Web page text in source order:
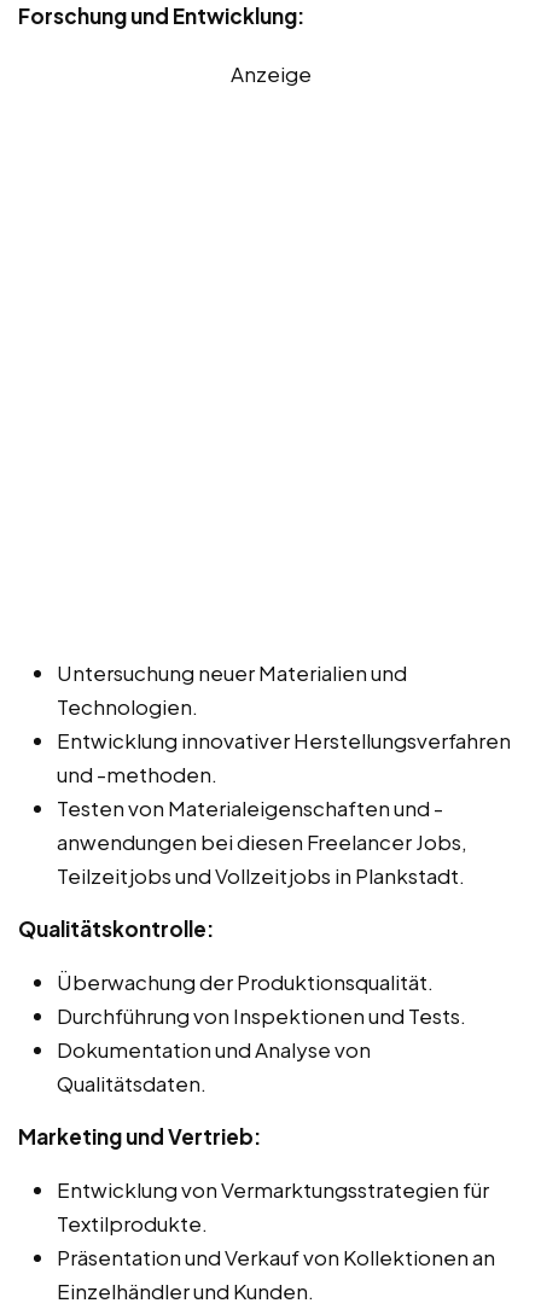
Forschung und Entwicklung:
Anzeige
Untersuchung neuer Materialien und
Technologien.
Entwicklung innovativer Herstellungsverfahren
und -methoden.
Testen von Materialeigenschaften und -
anwendungen bei diesen Freelancer Jobs,
Teilzeitjobs und Vollzeitjobs in Plankstadt.
Qualitätskontrolle:
Überwachung der Produktionsqualität.
Durchführung von Inspektionen und Tests.
Dokumentation und Analyse von
Qualitätsdaten.
Marketing und Vertrieb:
Entwicklung von Vermarktungsstrategien für
Textilprodukte.
Präsentation und Verkauf von Kollektionen an
Einzelhändler und Kunden.